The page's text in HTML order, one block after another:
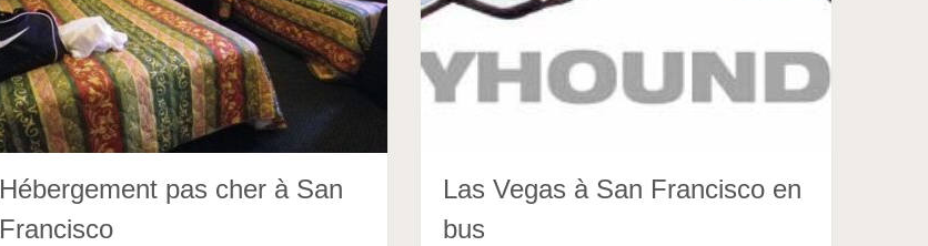
Hébergement pas cher à San
Francisco
Las Vegas à San Francisco en
bus